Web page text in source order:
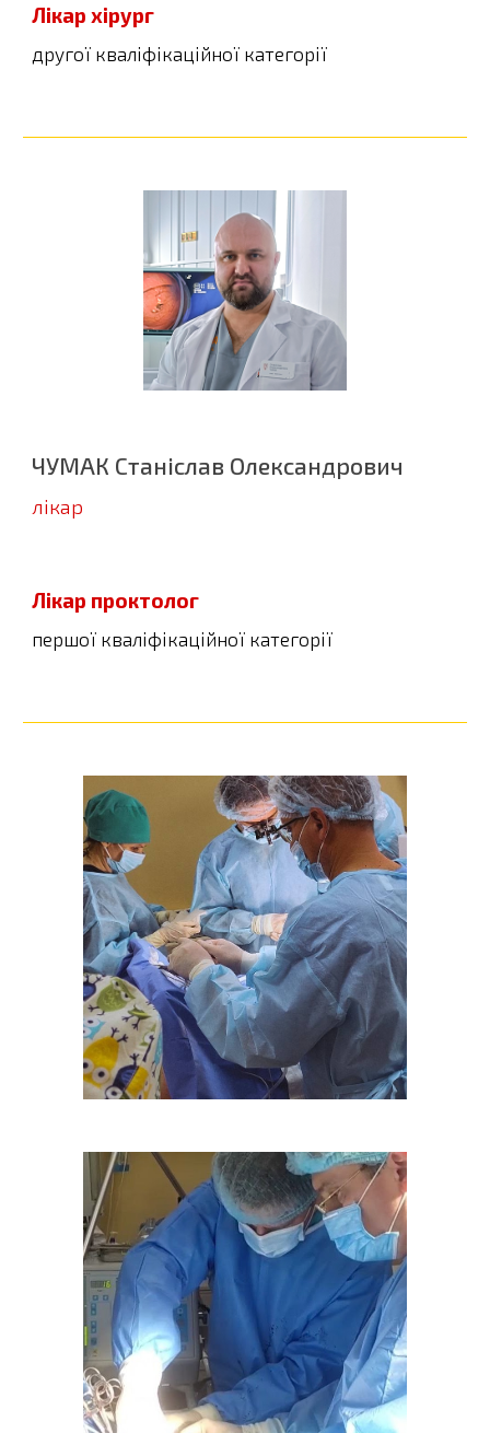
Лікар хірург
другої кваліфікаційної категорії
ЧУМАК Станіслав Олександрович
лікар
Лікар проктолог
першої кваліфікаційної категорії